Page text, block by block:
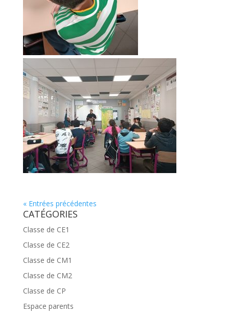
« Entrées précédentes
CATÉGORIES
Classe de CE1
Classe de CE2
Classe de CM1
Classe de CM2
Classe de CP
Espace parents